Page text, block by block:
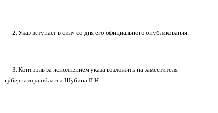
2. Указ вступает в силу со дня его официального опубликования.
3. Контроль за исполнением указа возложить на заместителя
губернатора области Шубина И.Н.